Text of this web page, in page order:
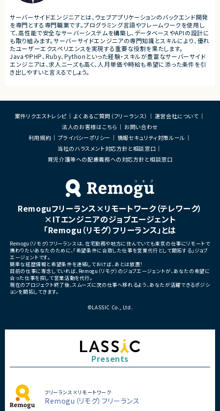
■募集背景
プロジェクト拡大に伴う増員募集
■担当工程
・要件定義
・基本設計
・詳細設計
・実装
・テスト
・リリース対応
・全体約100名規模の大型プ
サーバーサイドエンジニアとは、ウェブアプリケーションのバックエンド開発
を専門とする専門職業です。プログラミング言語やフレームワークを使用し
て、高性能で安全なサーバーシステムを構築し、データベースやAPIの設計に
も取り組みます。サーバーサイドエンジニアの専門知識とスキルにより、優れ
たユーザーエクスペリエンスを実現する重要な役割を果たします。
JavaやPHP、Ruby、Pythonといった経験・スキルが豊富なサーバーサイド
エンジニアは、求人ニーズも高く、人月単価や時給も希望に添った条件を引
き出しやすいと言えるでしょう。
案件リクエストレシピ よくあるご質問（フリーランス）
運営会社について
法人のお客様はこちら
お問い合わせ
利用規約
プライバシーポリシー
情報セキュリティ対策ルール
当社のハラスメント対応方針と相談窓口
育児介護等への配慮義務への対応方針と相談窓口
Remoguフリーランス×リモートワーク（テレワーク）
×ITエンジニアのジョブエージェント
「Remogu（リモグ）フリーランス」とは
Remogu（リモグ）フリーランスは、在宅勤務や地方に住んでいても東京の仕事にリモートで
携わりたいあなたのために、「希望条件に合致した仕事を営業代行として開拓する」ジョブ
エージェントです。
簡単な経歴情報と希望条件を連絡しておけば、あとは放置！
目前の仕事に専念していれば、Remogu（リモグ）のジョブエージェントが、あなたの希望に
合った仕事を探して営業活動を代行。
現在のプロジェクト終了後、スムーズに次の仕事へ移れるよう、あなたが活躍できるポジシ
ョンを開拓してきます。
©LASSIC Co., Ltd.
Presents
フリーランス×リモートワーク
Remogu（リモグ）フリーランス